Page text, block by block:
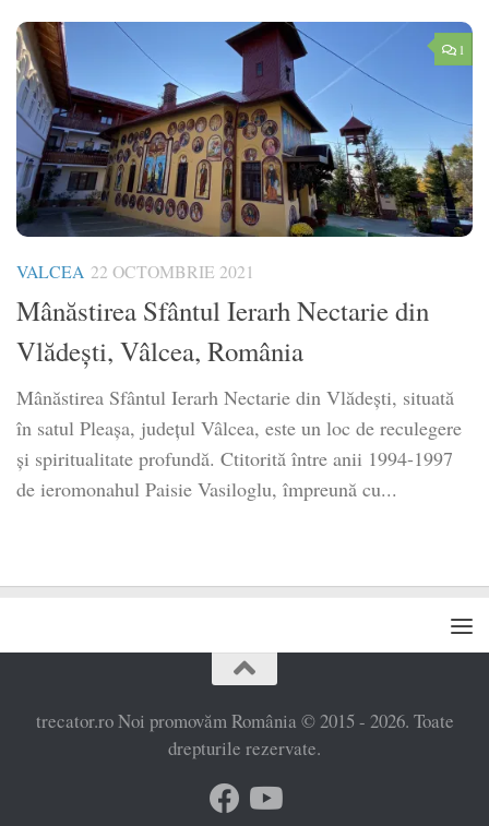
1
VALCEA 22 OCTOMBRIE 2021
Mânăstirea Sfântul Ierarh Nectarie din
Vlădești, Vâlcea, România
Mânăstirea Sfântul Ierarh Nectarie din Vlădești, situată
în satul Pleașa, județul Vâlcea, este un loc de reculegere
și spiritualitate profundă. Ctitorită între anii 1994-1997
de ieromonahul Paisie Vasiloglu, împreună cu...
trecator.ro Noi promovăm România © 2015 - 2026. Toate
drepturile rezervate.